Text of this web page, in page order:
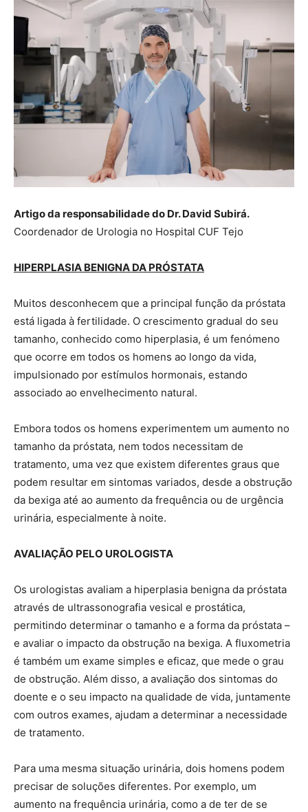
Artigo da responsabilidade do Dr. David Subirá.
Coordenador de Urologia no Hospital CUF Tejo
HIPERPLASIA BENIGNA DA PRÓSTATA
Muitos desconhecem que a principal função da próstata
está ligada à fertilidade. O crescimento gradual do seu
tamanho, conhecido como hiperplasia, é um fenómeno
que ocorre em todos os homens ao longo da vida,
impulsionado por estímulos hormonais, estando
associado ao envelhecimento natural.
Embora todos os homens experimentem um aumento no
tamanho da próstata, nem todos necessitam de
tratamento, uma vez que existem diferentes graus que
podem resultar em sintomas variados, desde a obstrução
da bexiga até ao aumento da frequência ou de urgência
urinária, especialmente à noite.
AVALIAÇÃO PELO UROLOGISTA
Os urologistas avaliam a hiperplasia benigna da próstata
através de ultrassonografia vesical e prostática,
permitindo determinar o tamanho e a forma da próstata –
e avaliar o impacto da obstrução na bexiga. A fluxometria
é também um exame simples e eficaz, que mede o grau
de obstrução. Além disso, a avaliação dos sintomas do
doente e o seu impacto na qualidade de vida, juntamente
com outros exames, ajudam a determinar a necessidade
de tratamento.
Para uma mesma situação urinária, dois homens podem
precisar de soluções diferentes. Por exemplo, um
aumento na frequência urinária, como a de ter de se